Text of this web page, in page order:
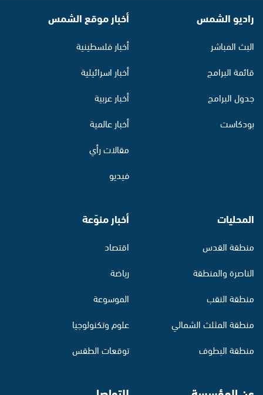
راديو الشمس
البث المباشر
قائمة البرامج
جدول البرامج
بودكاست
أخبار موقع الشمس
أخبار فلسطينية
أخبار اسرائيلية
أخبار عربية
أخبار عالمية
مقالات رأي
فيديو
المحليات
منطقة القدس
الناصرة والمنطقة
منطقة النقب
منطقة المثلث الشمالي
منطقة البطوف
أخبار منوّعة
اقتصاد
رياضة
الموسوعة
علوم وتكنولوجيا
توقعات الطقس